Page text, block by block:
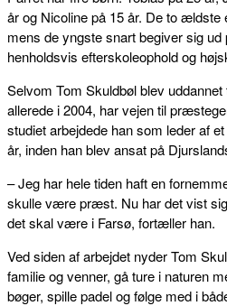
år og Nicoline på 15 år. De to ældste
mens de yngste snart begiver sig
henholdsvis efterskoleophold og
Selvom Tom Skuldbøl blev
allerede i 2004, har vejen til
studiet arbejdede han som leder af
år, inden han blev ansat på
– Jeg har hele tiden haft en
skulle være præst. Nu har det vist
det skal være i Farsø, fortæller han.
Ved siden af arbejdet nyder Tom
familie og venner, gå ture i naturen
bøger, spille padel og følge med i